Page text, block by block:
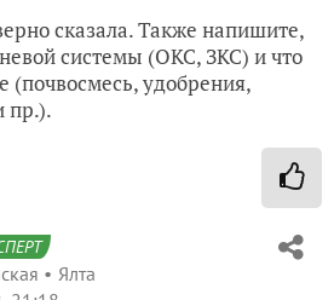
сказала. Также напишите,
системы (ОКС, ЗКС) и что
(почвосмесь, удобрения,
пр.).
Ялта